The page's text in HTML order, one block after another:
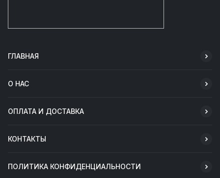
ГЛАВНАЯ
О НАС
ОПЛАТА И ДОСТАВКА
КОНТАКТЫ
ПОЛИТИКА КОНФИДЕНЦИАЛЬНОСТИ